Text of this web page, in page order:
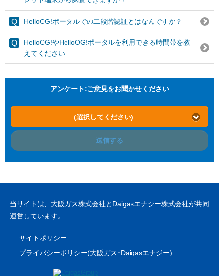
HelloOG!ポータルでの二段階認証とはなんですか？
HelloOG!やHelloOG!ポータルを利用できる時間帯を教
えてください
アンケート:ご意見をお聞かせください
(選択してください)
送信する
当サイトは、 大阪ガス株式会社と Daigasエナジー株式会社が共同
運営しています。
サイトポリシー
プライバシーポリシー(大阪ガス ･Daigasエナジー)